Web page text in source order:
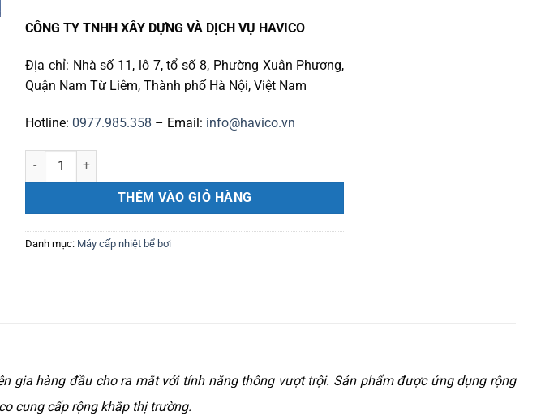
CÔNG TY TNHH XÂY DỰNG VÀ DỊCH VỤ HAVICO
Địa chỉ: Nhà số 11, lô 7, tổ số 8, Phường Xuân Phương,
Quận Nam Từ Liêm, Thành phố Hà Nội, Việt Nam
Hotline: 0977.985.358 – Email: info@havico.vn
Máy cấp nhiệt bể bơi Tafuma TSQ40RP số lượng
THÊM VÀO GIỎ HÀNG
Danh mục: Máy cấp nhiệt bể bơi
gia hàng đầu cho ra mắt với tính năng thông vượt trội. Sản phẩm được ứng dụng rộng
cung cấp rộng khắp thị trường.